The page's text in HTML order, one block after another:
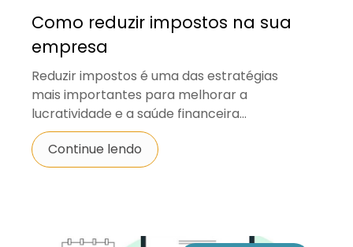
Como reduzir impostos na sua
empresa
Reduzir impostos é uma das estratégias
mais importantes para melhorar a
lucratividade e a saúde financeira...
Continue lendo